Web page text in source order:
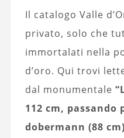
Il catalogo Valle
privato, solo che
immortalati nella
d’oro. Qui trovi
dal monumentale
112 cm, passando
dobermann (88